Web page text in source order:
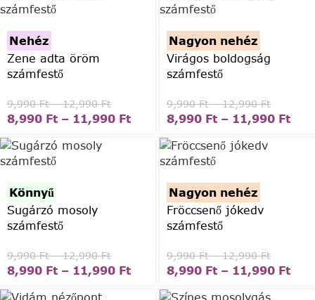
Nehéz
Zene adta öröm
számfestő
9,990Ft – 12,990Ft
8,990 Ft – 11,990 Ft
Nagyon nehéz
Virágos boldogság
számfestő
9,990Ft – 12,990Ft
8,990 Ft – 11,990 Ft
Könnyű
Sugárzó mosoly
számfestő
9,990Ft – 12,990Ft
8,990 Ft – 11,990 Ft
Nagyon nehéz
Fröccsenő jókedv
számfestő
9,990Ft – 12,990Ft
8,990 Ft – 11,990 Ft